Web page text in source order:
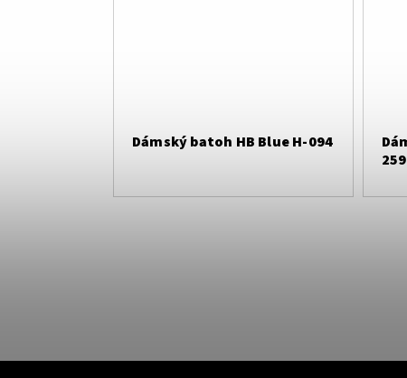
Dámský batoh HB Blue H-094
259